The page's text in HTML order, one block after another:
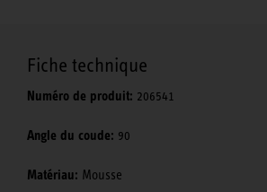
Fiche technique
Numéro de produit: 206541
Angle du coude: 90
Matériau: Mousse